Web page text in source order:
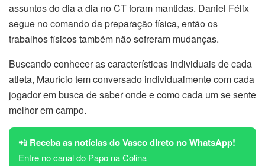
assuntos do dia a dia no CT foram mantidas. Daniel Félix
segue no comando da preparação física, então os
trabalhos físicos também não sofreram mudanças.
Buscando conhecer as características individuais de cada
atleta, Maurício tem conversado individualmente com cada
jogador em busca de saber onde e como cada um se sente
melhor em campo.
📲 Receba as notícias do Vasco direto no WhatsApp!
Entre no canal do Papo na Colina